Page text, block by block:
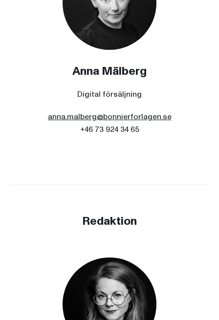
Anna Mälberg
Digital försäljning
anna.malberg@bonnierforlagen.se
+46 73 924 34 65
Redaktion